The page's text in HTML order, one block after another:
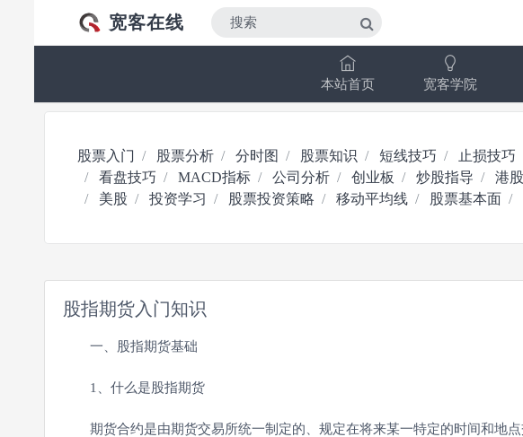
宽客在线
本站首页 宽客学院
股票入门 股票分析 分时图 股票知识 短线技巧 止损技巧
看盘技巧
MACD指标 公司分析 创业板 炒股指导 港股
美股
投资学习 股票投资策略 移动平均线 股票基本面
股指期货入门知识
一、股指期货基础
1、什么是股指期货
期货合约是由期货交易所统一制定的、规定在将来某一特定的时间和地点